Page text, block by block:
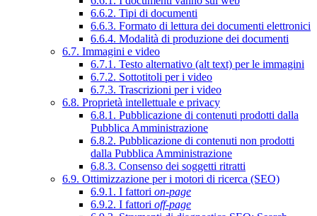
6.6.2. Tipi di documenti
6.6.3. Formato di lettura dei documenti elettronici
6.6.4. Modalità di produzione dei documenti
6.7. Immagini e video
6.7.1. Testo alternativo (alt text) per le immagini
6.7.2. Sottotitoli per i video
6.7.3. Trascrizioni per i video
6.8. Proprietà intellettuale e privacy
6.8.1. Pubblicazione di contenuti prodotti dalla
Pubblica Amministrazione
6.8.2. Pubblicazione di contenuti non prodotti
dalla Pubblica Amministrazione
6.8.3. Consenso dei soggetti ritratti
6.9. Ottimizzazione per i motori di ricerca (SEO)
6.9.1. I fattori on-page
6.9.2. I fattori off-page